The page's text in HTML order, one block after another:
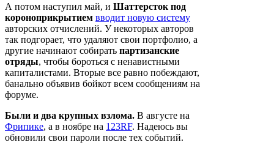
А потом наступил май, и Шаттерсток под
короноприкрытием вводит новую систему
авторских отчислений. У некоторых авторов
так подгорает, что удаляют свои портфолио, а
другие начинают собирать партизанские
отряды, чтобы бороться с ненавистными
капиталистами. Вторые все равно побеждают,
банально объявив бойкот всем сообщениям на
форуме.
Были и два крупных взлома. В августе на
Фрипике, а в ноябре на 123RF. Надеюсь вы
обновили свои пароли после тех событий.